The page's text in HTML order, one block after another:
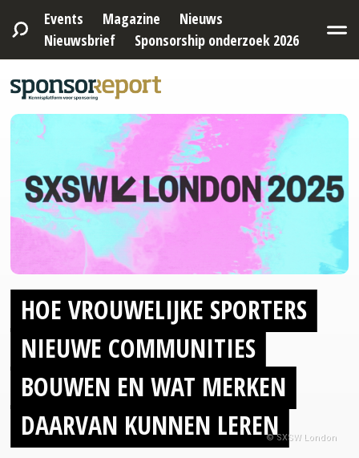
Events Magazine
Nieuws
Nieuwsbrief
Sponsorship onderzoek 2026
© SXSW London
HOE VROUWELIJKE SPORTERS
NIEUWE COMMUNITIES
BOUWEN EN WAT MERKEN
DAARVAN KUNNEN LEREN